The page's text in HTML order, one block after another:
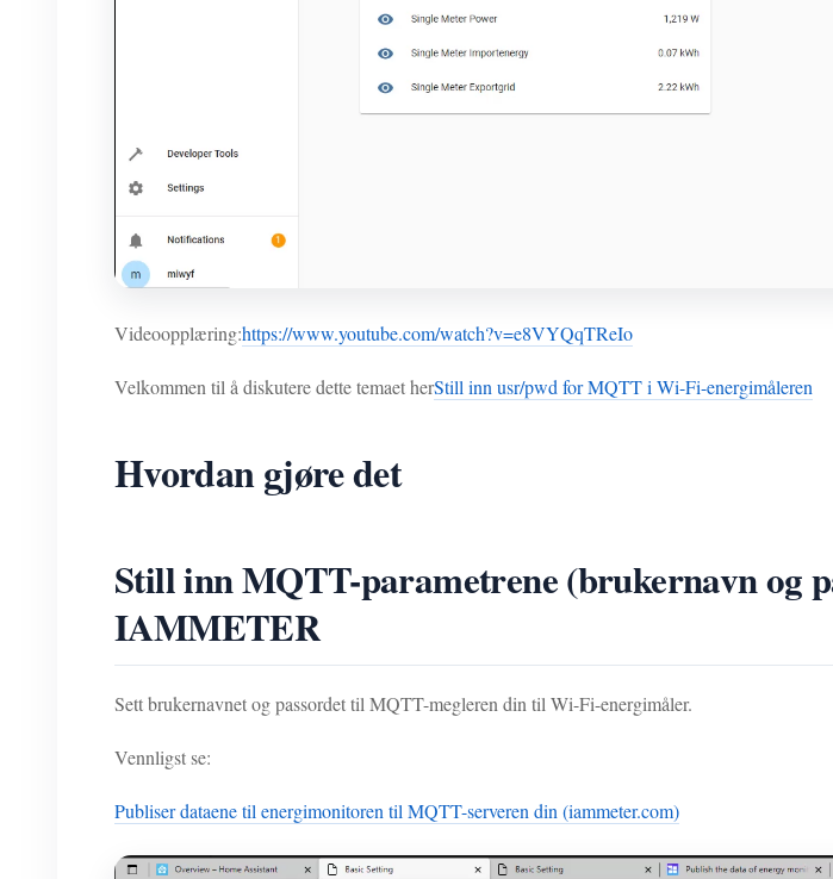
Videoopplæring:https://www.youtube.com/watch?v=e8VYQqTReIo
Velkommen til å diskutere dette temaet herStill inn usr/pwd for MQTT i Wi-Fi-energimåleren
Hvordan gjøre det
Still inn MQTT-parametrene (brukernavn og
IAMMETER
Sett brukernavnet og passordet til MQTT-megleren din til Wi-Fi-energimåler.
Vennligst se:
Publiser dataene til energimonitoren til MQTT-serveren din (iammeter.com)